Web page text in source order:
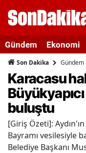
Gündem Ekonomi
Son Dakika Gündem
Karacasu
buluştu
[Giriş Özeti]:
Bayramı vesilesiyle
Belediye Başkanı